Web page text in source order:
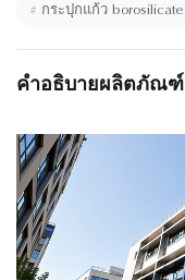
# กระปุกแก้ว borosilicate
คำอธิบายผลิตภัณฑ์